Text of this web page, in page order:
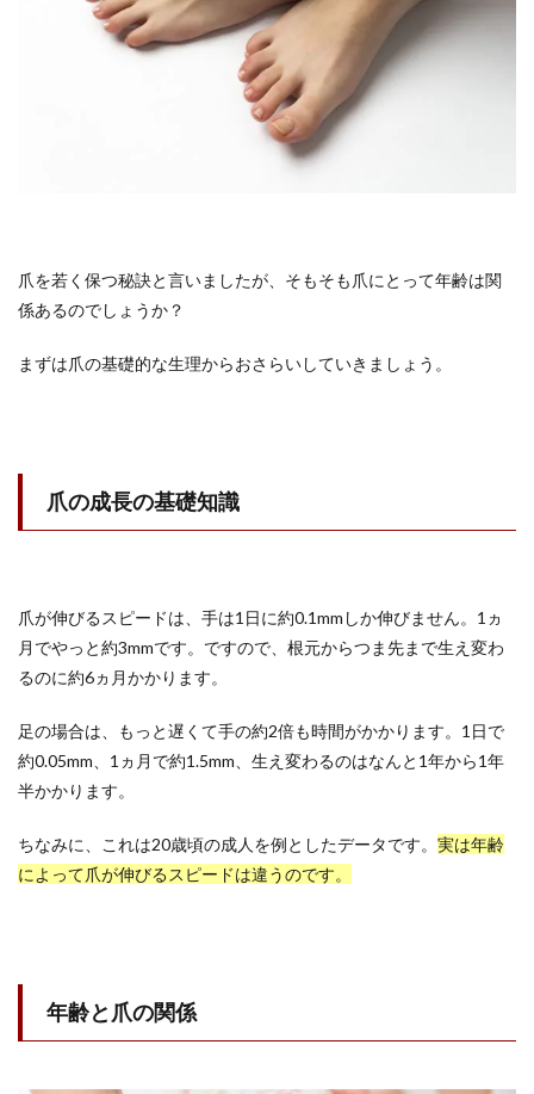
爪を若く保つ秘訣と言いましたが、そもそも爪にとって年齢は関
係あるのでしょうか？
まずは爪の基礎的な生理からおさらいしていきましょう。
爪の成長の基礎知識
爪が伸びるスピードは、手は1日に約0.1mmしか伸びません。1ヵ
月でやっと約3mmです。ですので、根元からつま先まで生え変わ
るのに約6ヵ月かかります。
足の場合は、もっと遅くて手の約2倍も時間がかかります。1日で
約0.05mm、1ヵ月で約1.5mm、生え変わるのはなんと1年から1年
半かかります。
ちなみに、これは20歳頃の成人を例としたデータです。 実は年齢
によって爪が伸びるスピードは違うのです。
年齢と爪の関係